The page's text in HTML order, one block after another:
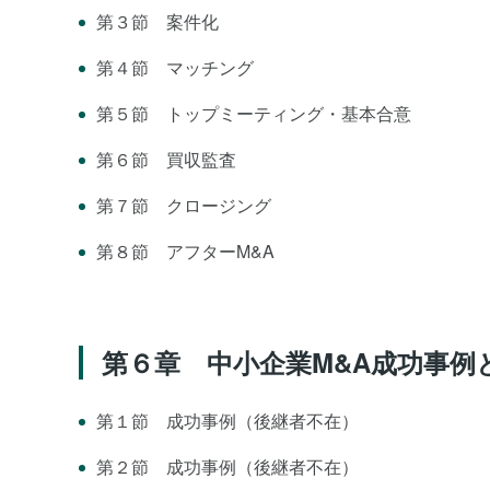
第３節 案件化
第４節 マッチング
第５節 トップミーティング・基本合意
第６節 買収監査
第７節 クロージング
第８節 アフターM&A
第６章 中小企業M&A成功事例
第１節 成功事例（後継者不在）
第２節 成功事例（後継者不在）